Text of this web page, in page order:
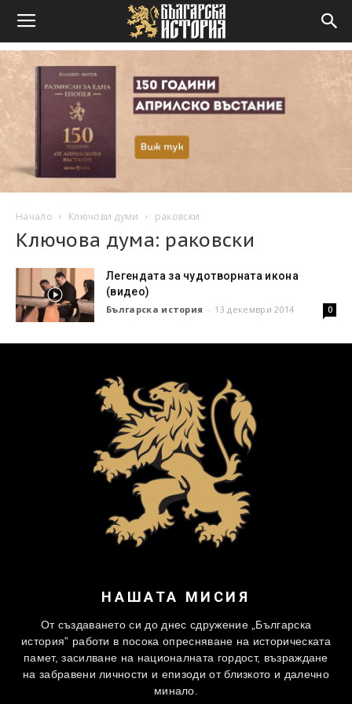
Начало Ключови думи раковски
Ключова дума: раковски
Легендата за чудотворната икона
(видео)
Българска история - 13 декември 2014 0
НАШАТА МИСИЯ
От създаването си до днес сдружение „Българска
история” работи в посока опресняване на историческата
памет, засилване на националната гордост, възраждане
на забравени личности и епизоди от близкото и далечно
минало.